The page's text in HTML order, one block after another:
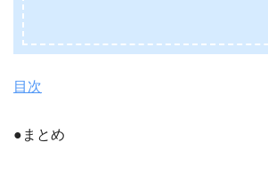
目次
●まとめ